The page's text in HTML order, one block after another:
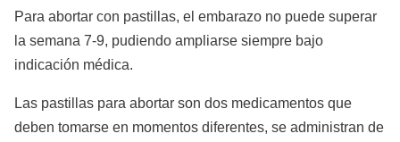
Para abortar con pastillas, el embarazo no puede superar
la semana 7-9, pudiendo ampliarse siempre bajo
indicación médica.
Las pastillas para abortar son dos medicamentos que
deben tomarse en momentos diferentes, se administran de